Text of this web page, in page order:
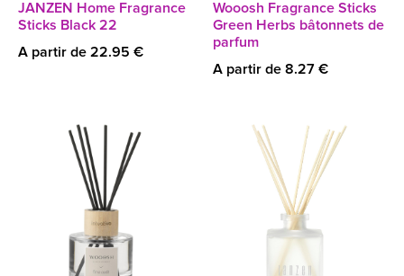
JANZEN Home Fragrance
Sticks Black 22
A partir de 22.95 €
Wooosh Fragrance Sticks
Green Herbs bâtonnets de
parfum
A partir de 8.27 €